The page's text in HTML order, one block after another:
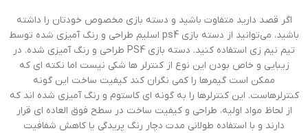
اگر قصد دارید متفاوت باشید و دسته بازی مخصوص خودتان را داشته
باشید، می‌توانید از دسته بازی ps4 اسلیم طراحی و رنگ آمیزی شده توسط
تیم نیم زی استفاده کنید. دسته بازی PS4 طراحی و رنگ آمیزی شده. در
زیبایی و خاص بودن این نوع از کنترلر ها شکی نیست اما نکته ای که
ممکن است گیمرها را کمی نگران کند کیفیت ساخت این گونه
کنترلرهاست. این کنترلرها را به گونه ای کاستوم و رنگ آمیزی شده اند که
از لحاظ مواد اولیه، طراحی و کیفیت ساخت در سطح فوق العاده ای قرار
دارند و با استفاده طولانی مدت دچار رنگ پریدگی یا کاهش شفافیت